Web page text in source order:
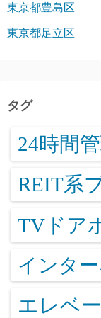
東京都豊島区
東京都足立区
タグ
24時間
REIT系
TVドア
インタ
エレベ